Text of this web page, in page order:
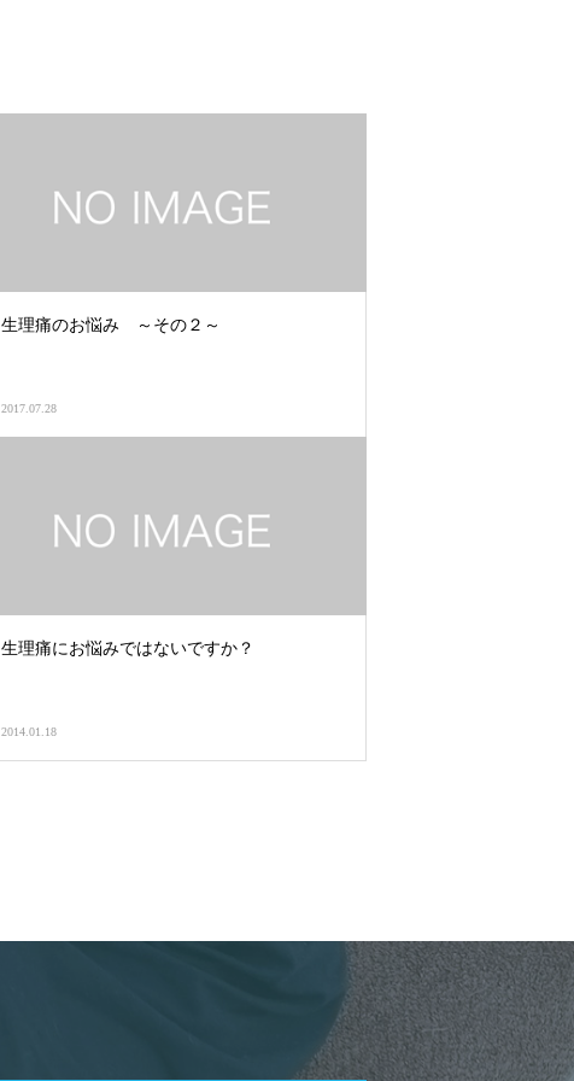
生理痛のお悩み ～その２～
2017.07.28
生理痛にお悩みではないですか？
2014.01.18